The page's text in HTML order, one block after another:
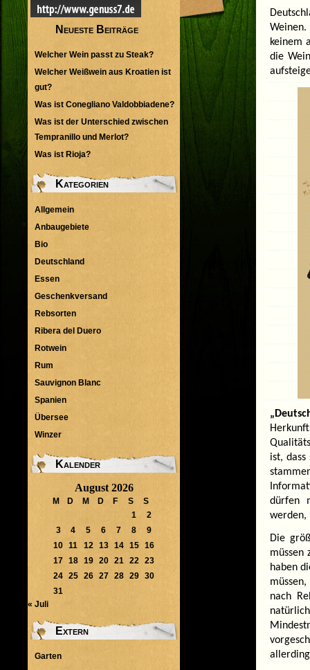
keinem
die
ist, dass
dürfen
werden,
Die
müssen
haben
nach
Neueste Beiträge
Welcher Wein passt zu Steak?
Welcher Weißwein aus Kroatien ist
gut?
Was ist Conegliano Valdobbiadene?
Was ist der Unterschied zwischen
Tempranillo und Merlot?
Was ist Rioja?
Kategorien
Allgemein
Anbaugebiete
Bio
Deutschland
Essen
Geschenkversand
Rebsorten
Ribera del Duero
Rotwein
Rum
Sauvignon Blanc
Spanien
Übersee
Winzer
Kalender
August 2026
M D M D F S
S
1
2
3
4 5 6 7 8
9
10 11 12 13 14 15
16
17 18 19 20 21 22
23
24 25 26 27 28 29
30
31
« Juli
Extern
Garten